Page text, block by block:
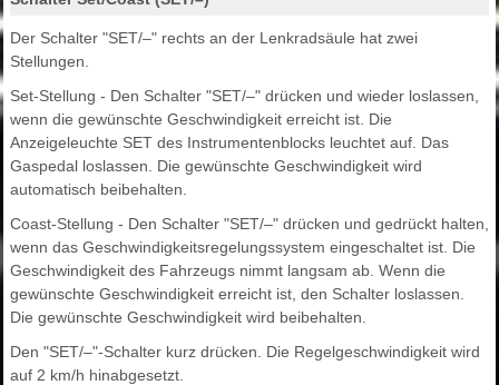
Der Schalter "SET/–" rechts an der Lenkradsäule hat zwei
Stellungen.
Set-Stellung - Den Schalter "SET/–" drücken und wieder loslassen,
wenn die gewünschte Geschwindigkeit erreicht ist. Die
Anzeigeleuchte SET des Instrumentenblocks leuchtet auf. Das
Gaspedal loslassen. Die gewünschte Geschwindigkeit wird
automatisch beibehalten.
Coast-Stellung - Den Schalter "SET/–" drücken und gedrückt halten,
wenn das Geschwindigkeitsregelungssystem eingeschaltet ist. Die
Geschwindigkeit des Fahrzeugs nimmt langsam ab. Wenn die
gewünschte Geschwindigkeit erreicht ist, den Schalter loslassen.
Die gewünschte Geschwindigkeit wird beibehalten.
Den "SET/–"-Schalter kurz drücken. Die Regelgeschwindigkeit wird
auf 2 km/h hinabgesetzt.